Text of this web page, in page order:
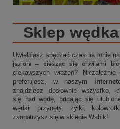
Sklep
Uwielbiasz spędzać czas na łonie
jeziora – ciesząc się chwilami
ciekawszych wrażeń?
preferujesz, w naszym
znajdziesz dosłownie wszystko,
się nad wodę, oddając się
wędki, przynęty, żyłki,
zaopatrzysz się w sklepie Wabik!